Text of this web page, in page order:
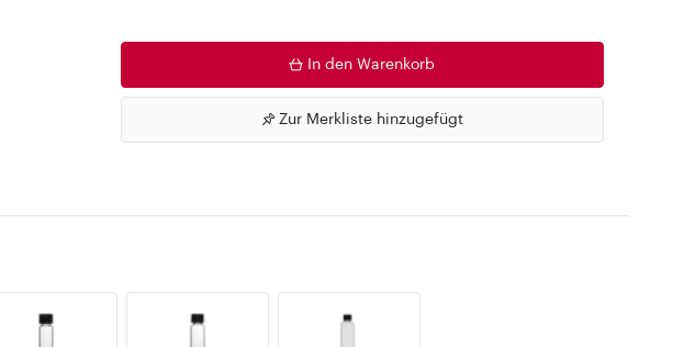
In den Warenkorb
Zur Merkliste hinzugefügt